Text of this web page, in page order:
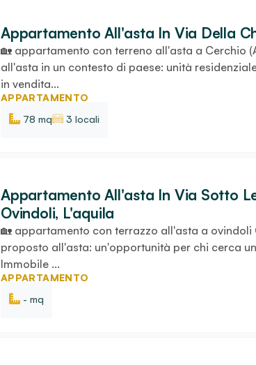
Appartamento All'asta In Via Della
🏡 appartamento con terreno all'asta a Cerchio
all'asta in un contesto di paese: unità
in vendita...
APPARTAMENTO
78 mq
3 locali
Appartamento All'asta In Via Sotto
Ovindoli, L'aquila
🏡 appartamento con terrazzo all'asta a
proposto all'asta: un'opportunità per chi cerca
Immobile ...
APPARTAMENTO
- mq